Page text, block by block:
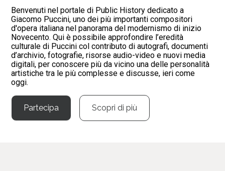
Benvenuti nel portale di Public History dedicato a
Giacomo Puccini, uno dei più importanti compositori
d'opera italiana nel panorama del modernismo di inizio
Novecento. Qui è possibile approfondire l’eredità
culturale di Puccini col contributo di autografi, documenti
d’archivio, fotografie, risorse audio-video e nuovi media
digitali, per conoscere più da vicino una delle personalità
artistiche tra le più complesse e discusse, ieri come
oggi.
Partecipa Scopri di più